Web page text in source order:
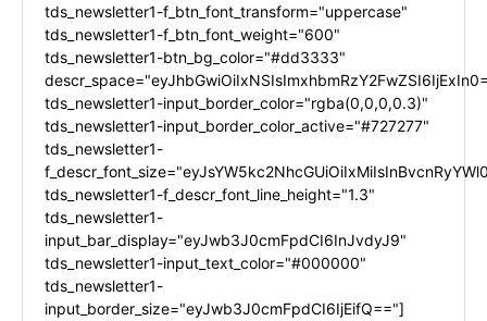
tds_newsletter1-f_btn_font_transform="uppercase"
tds_newsletter1-f_btn_font_weight="600"
tds_newsletter1-btn_bg_color="#dd3333"
tds_newsletter1-input_border_color="rgba(0,0,0,0.3)"
tds_newsletter1-input_border_color_active="#727277"
tds_newsletter1-
tds_newsletter1-f_descr_font_line_height="1.3"
tds_newsletter1-
input_bar_display="eyJwb3J0cmFpdCI6InJvdyJ9"
tds_newsletter1-input_text_color="#000000"
tds_newsletter1-
input_border_size="eyJwb3J0cmFpdCI6IjEifQ=="]